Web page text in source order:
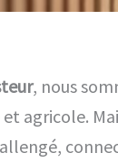
, nous
agricole.